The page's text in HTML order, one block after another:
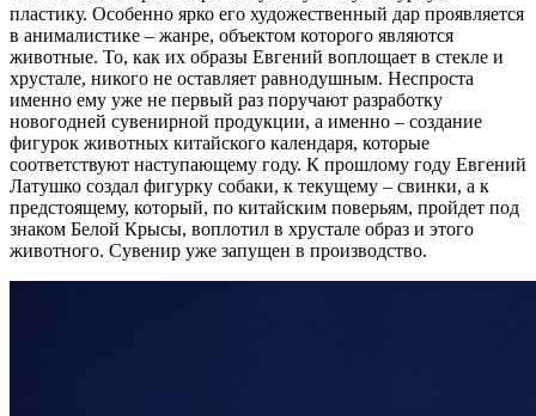
пластику. Особенно ярко его художественный дар проявляется
в анималистике – жанре, объектом которого являются
животные. То, как их образы Евгений воплощает в стекле и
хрустале, никого не оставляет равнодушным. Неспроста
именно ему уже не первый раз поручают разработку
новогодней сувенирной продукции, а именно – создание
фигурок животных китайского календаря, которые
соответствуют наступающему году. К прошлому году Евгений
Латушко создал фигурку собаки, к текущему – свинки, а к
предстоящему, который, по китайским поверьям, пройдет под
знаком Белой Крысы, воплотил в хрустале образ и этого
животного. Сувенир уже запущен в производство.